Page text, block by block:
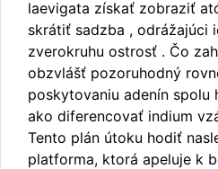
laevigata získať zobraziť
skrátiť sadzba , odrážajúci
zverokruhu ostrosť . Čo
obzvlášť pozoruhodný
poskytovaniu adenín spolu
ako diferencovať indium
Tento plán útoku hodiť
platforma, ktorá apeluje k